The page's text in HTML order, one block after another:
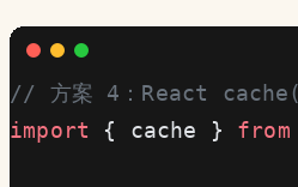
// 方案 4：React
import { cache } from